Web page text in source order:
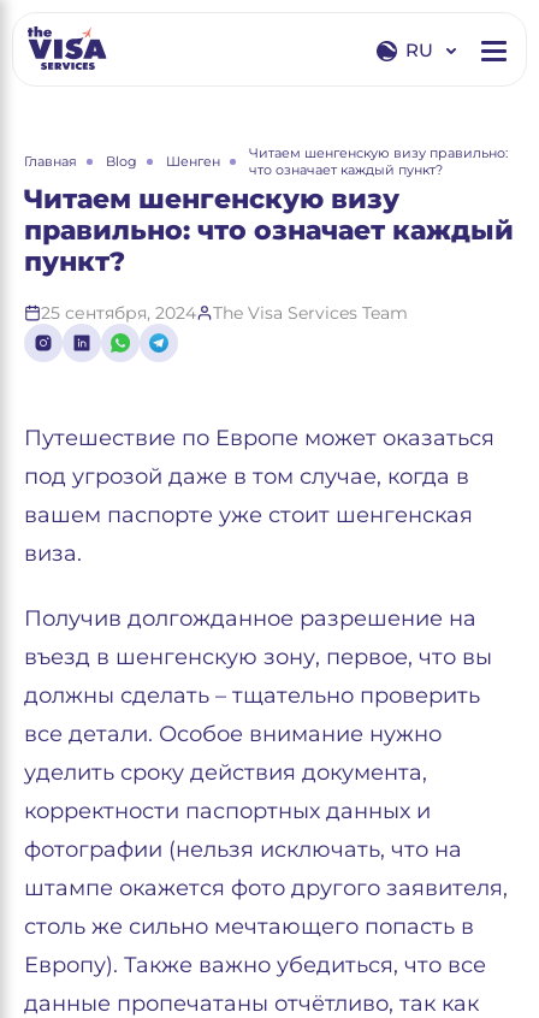
RU
RU
Главная Blog Шенген
Читаем шенгенскую визу правильно:
что означает каждый пункт?
Читаем шенгенскую визу
правильно: что означает каждый
пункт?
25 сентября, 2024 The Visa Services Team
Путешествие по Европе может оказаться
под угрозой даже в том случае, когда в
вашем паспорте уже стоит шенгенская
виза.
Получив долгожданное разрешение на
въезд в шенгенскую зону, первое, что вы
должны сделать – тщательно проверить
все детали. Особое внимание нужно
уделить сроку действия документа,
корректности паспортных данных и
фотографии (нельзя исключать, что на
штампе окажется фото другого заявителя,
столь же сильно мечтающего попасть в
Европу). Также важно убедиться, что все
данные пропечатаны отчётливо, так как